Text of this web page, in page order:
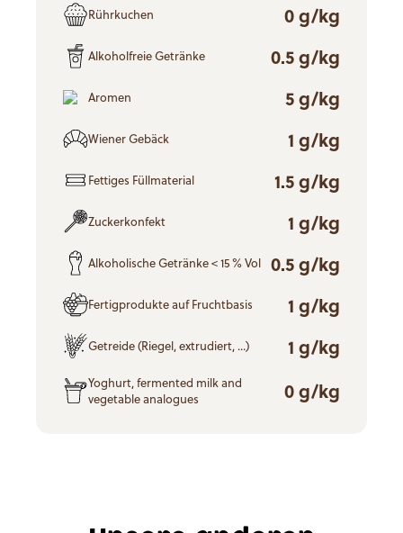
Rührkuchen 0 g/kg
Alkoholfreie Getränke 0.5 g/kg
Aromen 5 g/kg
Wiener Gebäck 1 g/kg
Fettiges Füllmaterial 1.5 g/kg
Zuckerkonfekt 1 g/kg
Alkoholische Getränke < 15 % Vol 0.5 g/kg
Fertigprodukte auf Fruchtbasis 1 g/kg
Getreide (Riegel, extrudiert, ...) 1 g/kg
Yoghurt, fermented milk and
vegetable analogues
0 g/kg